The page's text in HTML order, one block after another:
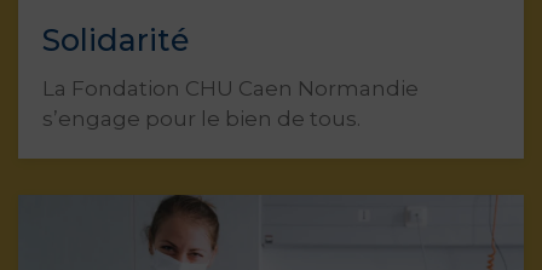
Solidarité
La Fondation CHU Caen Normandie
s’engage pour le bien de tous.